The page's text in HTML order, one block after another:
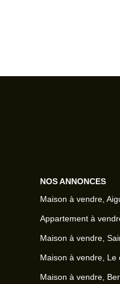
NOS ANNONCES
Maison à vendre,
Appartement à
Maison à vendre,
Maison à vendre, Le
Maison à vendre,